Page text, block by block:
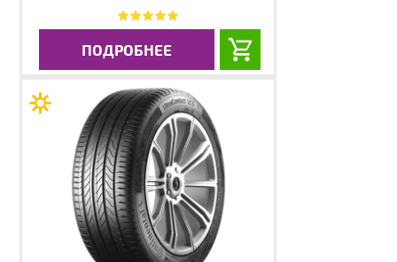
ПОДРОБНЕЕ